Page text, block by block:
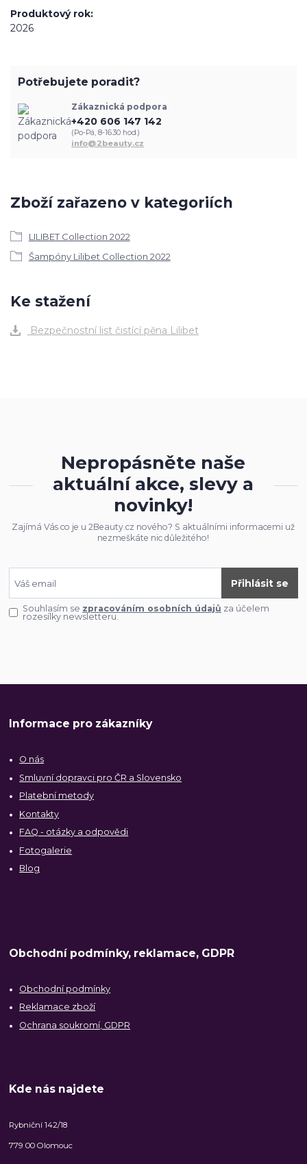
Produktový rok
2026
Zboží zařazeno v kategoriích
LILIBET Collection 2022
Šampóny Lilibet Collection 2022
Potřebujete poradit?
Zákaznická podpora
+420 606 147 142
(Po-Pá, 8-16.30 hod.)
info@2beauty.cz
Ke stažení
Bezpečnostní list čistící pěna Lilibet
Nepropásněte naše
aktuální akce, slevy a
novinky!
Zajímá Vás co je u 2Beauty.cz nového? S aktuálními informacemi už
nezmeškáte nic důležitého!
Přihlásit se
Souhlasím se zpracováním osobních údajů za účelem
rozesílky newsletteru.
Informace pro zákazníky
O nás
Smluvní dopravci pro ČR a Slovensko
Platební metody
Kontakty
FAQ - otázky a odpovědi
Fotogalerie
Blog
Obchodní podmínky, reklamace, GDPR
Obchodní podmínky
Reklamace zboží
Ochrana soukromí, GDPR
Kde nás najdete
Rybniční 142/18
779 00 Olomouc